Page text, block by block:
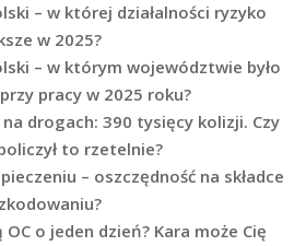
– w której działalności ryzyko
w 2025?
– w którym województwie było
pracy w 2025 roku?
drogach: 390 tysięcy kolizji. Czy
to rzetelnie?
– oszczędność na składce
OC o jeden dzień? Kara może Cię